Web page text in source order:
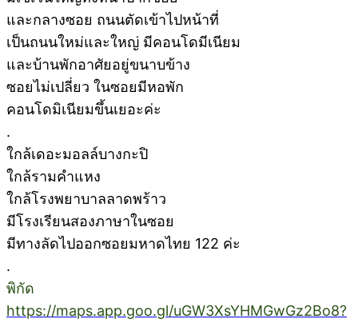
และกลางซอย ถนนตัดเข้าไปหน้าที่
เป็นถนนใหม่และใหญ่ มีคอนโดมีเนียม
และบ้านพักอาศัยอยู่ขนาบข้าง
ซอยไม่เปลี่ยว ในซอยมีหอพัก
คอนโดมิเนียมขึ้นเยอะค่ะ
.
ใกล้เดอะมอลล์บางกะปิ
ใกล้รามคำแหง
ใกล้โรงพยาบาลลาดพร้าว
มีโรงเรียนสองภาษาในซอย
มีทางลัดไปออกซอยมหาดไทย 122 ค่ะ
.
พิกัด
https://maps.app.goo.gl/uGW3XsYHMGwGz2Bo8?